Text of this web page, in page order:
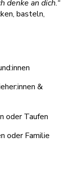
denke an dich.“
basteln,
&
oder Taufen
oder Familie